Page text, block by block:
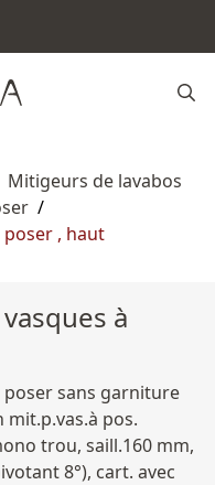
Mitigeurs de lavabos
/
, haut
à
sans garniture
pos.
trou, saill.160 mm,
8°), cart. avec